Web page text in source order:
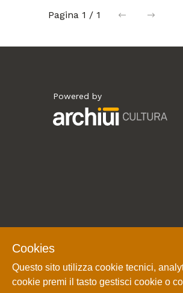
Pagina 1 / 1 precedente
Powered by
Archiui
Cookies
Questo sito utilizza cookie tecnici,
cookie premi il tasto gestisci cookie o